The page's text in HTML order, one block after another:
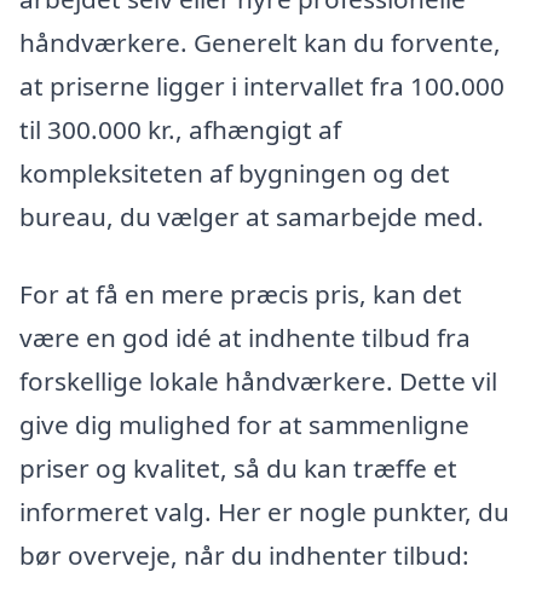
håndværkere. Generelt kan du forvente,
at priserne ligger i intervallet fra 100.000
til 300.000 kr., afhængigt af
kompleksiteten af bygningen og det
bureau, du vælger at samarbejde med.
For at få en mere præcis pris, kan det
være en god idé at indhente tilbud fra
forskellige lokale håndværkere. Dette vil
give dig mulighed for at sammenligne
priser og kvalitet, så du kan træffe et
informeret valg. Her er nogle punkter, du
bør overveje, når du indhenter tilbud: